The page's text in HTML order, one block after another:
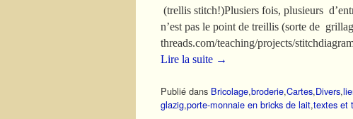
(trellis stitch!)Plusiers fois, plusieurs
n’est pas le point de treillis (sorte de
threads.com/teaching/projects/
Lire la suite →
Publié dans Bricolage,broderie,Cartes,Divers,
glazig,porte-monnaie en bricks de lait,textes et